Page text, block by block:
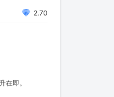
2.70
在即。